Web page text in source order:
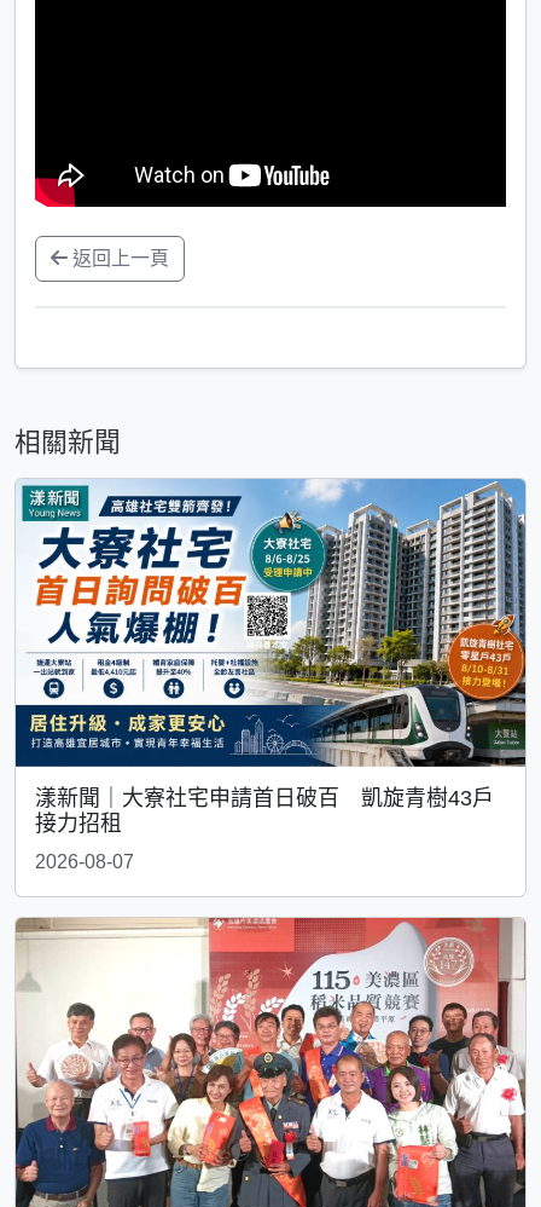
返回上一頁
相關新聞
漾新聞｜大寮社宅申請首日破百 凱旋青樹43戶
接力招租
2026-08-07